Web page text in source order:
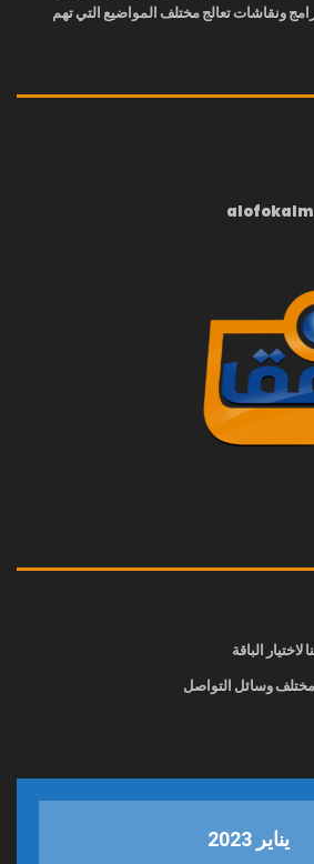
ونقاشات تعالج مختلف المواضيع التي تهم
لاختيار الباقة
وسائل التواصل
يناير 2023